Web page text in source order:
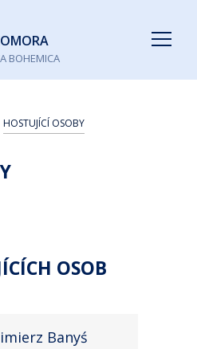
BOHEMICA
HOSTUJÍCÍ OSOBY
OSOB
Banyś